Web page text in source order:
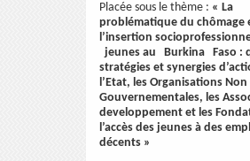
Placée sous le thème : « La
problématique du chômage
l’insertion
jeunes au Burkina Faso :
stratégies et synergies
l’Etat, les Organisations Non
Gouvernementales, les
developpement et les
l’accès des jeunes à des
décents »